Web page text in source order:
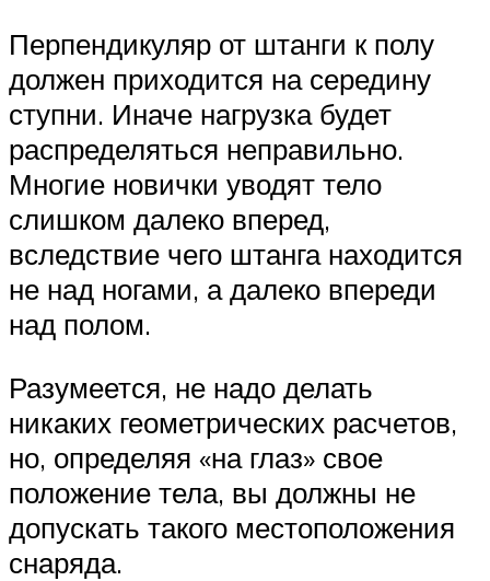
Перпендикуляр от штанги к полу
должен приходится на середину
ступни. Иначе нагрузка будет
распределяться неправильно.
Многие новички уводят тело
слишком далеко вперед,
вследствие чего штанга находится
не над ногами, а далеко впереди
над полом.
Разумеется, не надо делать
никаких геометрических расчетов,
но, определяя «на глаз» свое
положение тела, вы должны не
допускать такого местоположения
снаряда.